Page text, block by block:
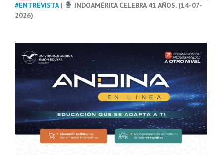
#ENTREVISTA|
INDOAMÉRICA CELEBRA 41 AÑOS. (14-07-
2026)